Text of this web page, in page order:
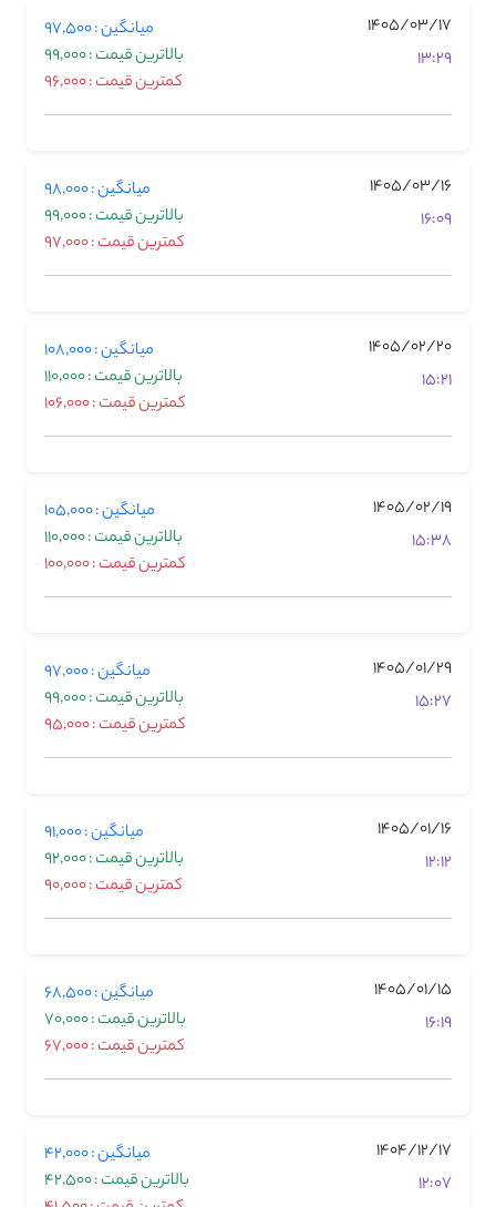
1405/03/17
13:29
میانگین : 97,500
بالاترین قیمت : 99,000
کمترین قیمت : 96,000
1405/03/16
16:09
میانگین : 98,000
بالاترین قیمت : 99,000
کمترین قیمت : 97,000
1405/02/20
15:21
میانگین : 108,000
بالاترین قیمت : 110,000
کمترین قیمت : 106,000
1405/02/19
15:38
میانگین : 105,000
بالاترین قیمت : 110,000
کمترین قیمت : 100,000
1405/01/29
15:27
میانگین : 97,000
بالاترین قیمت : 99,000
کمترین قیمت : 95,000
1405/01/16
12:12
میانگین : 91,000
بالاترین قیمت : 92,000
کمترین قیمت : 90,000
1405/01/15
16:19
میانگین : 68,500
بالاترین قیمت : 70,000
کمترین قیمت : 67,000
1404/12/17
12:07
میانگین : 42,000
بالاترین قیمت : 42,500